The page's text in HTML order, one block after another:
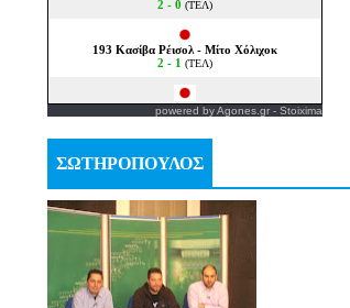
powered byAgones.gr - Stoixima
ΣΩΤΗΡΟΠΟΥΛΟΣ